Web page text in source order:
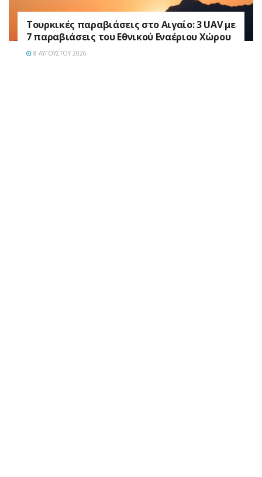
Τουρκικές παραβιάσεις στο Αιγαίο: 3 UAV με
7 παραβιάσεις του Εθνικού Εναέριου Χώρου
8 ΑΥΓΟΎΣΤΟΥ 2026